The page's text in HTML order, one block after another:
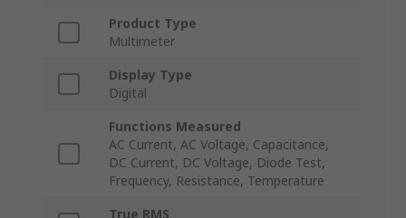
Product Type
Multimeter
Display Type
Digital
Functions Measured
AC Current, AC Voltage, Capacitance,
DC Current, DC Voltage, Diode Test,
Frequency, Resistance, Temperature
True RMS